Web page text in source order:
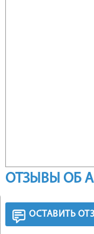
ОТЗЫВЫ ОБ
ОСТАВИТЬ